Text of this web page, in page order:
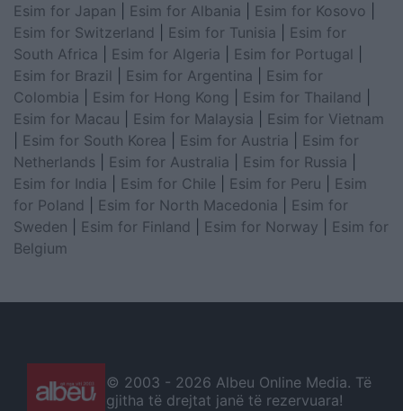
Esim for Japan
Esim for Albania Esim for Kosovo
Esim for Switzerland
Esim for Tunisia
Esim for
South Africa
Esim for Algeria Esim for Portugal
Esim for Brazil
Esim for Argentina
Esim for
Colombia
Esim for Hong Kong Esim for Thailand
Esim for Macau
Esim for Malaysia
Esim for Vietnam
Esim for South Korea Esim for Austria
Esim for
Netherlands
Esim for Australia Esim for Russia
Esim for India
Esim for Chile Esim for Peru
Esim
for Poland
Esim for North Macedonia
Esim for
Sweden
Esim for Finland Esim for Norway
Esim for
Belgium
© 2003 - 2026 Albeu Online Media. Të
gjitha të drejtat janë të rezervuara!